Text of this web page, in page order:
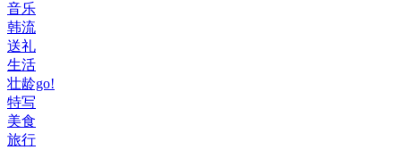
音乐
韩流
送礼
生活
壮龄go!
特写
美食
旅行